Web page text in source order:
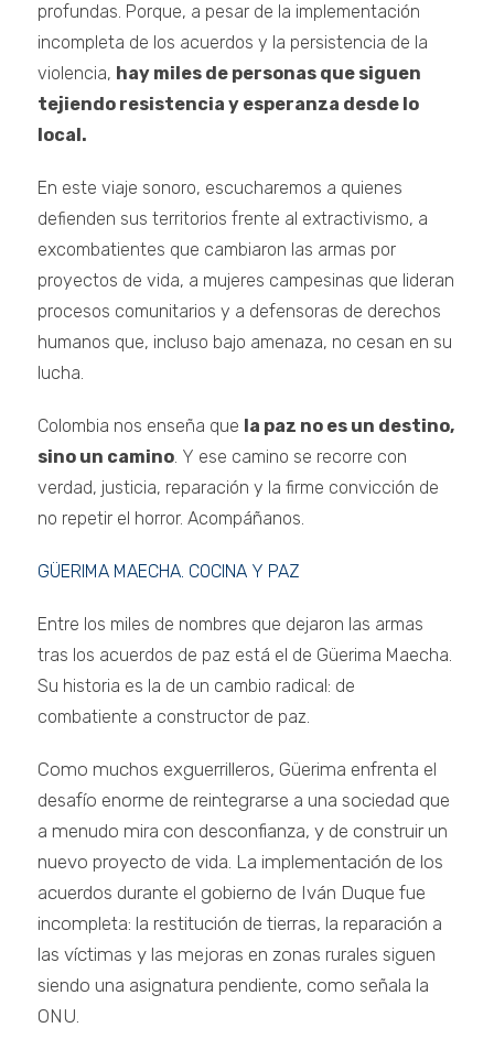
profundas. Porque, a pesar de la implementación
incompleta de los acuerdos y la persistencia de la
violencia, hay miles de personas que siguen
tejiendo resistencia y esperanza desde lo
local.
En este viaje sonoro, escucharemos a quienes
defienden sus territorios frente al extractivismo, a
excombatientes que cambiaron las armas por
proyectos de vida, a mujeres campesinas que lideran
procesos comunitarios y a defensoras de derechos
humanos que, incluso bajo amenaza, no cesan en su
lucha.
Colombia nos enseña que la paz no es un destino,
sino un camino. Y ese camino se recorre con
verdad, justicia, reparación y la firme convicción de
no repetir el horror. Acompáñanos.
GÜERIMA MAECHA. COCINA Y PAZ
Entre los miles de nombres que dejaron las armas
tras los acuerdos de paz está el de Güerima Maecha.
Su historia es la de un cambio radical: de
combatiente a constructor de paz.
Como muchos exguerrilleros, Güerima enfrenta el
desafío enorme de reintegrarse a una sociedad que
a menudo mira con desconfianza, y de construir un
nuevo proyecto de vida. La implementación de los
acuerdos durante el gobierno de Iván Duque fue
incompleta: la restitución de tierras, la reparación a
las víctimas y las mejoras en zonas rurales siguen
siendo una asignatura pendiente, como señala la
ONU.